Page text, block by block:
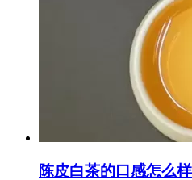
陈皮白茶的口感怎么